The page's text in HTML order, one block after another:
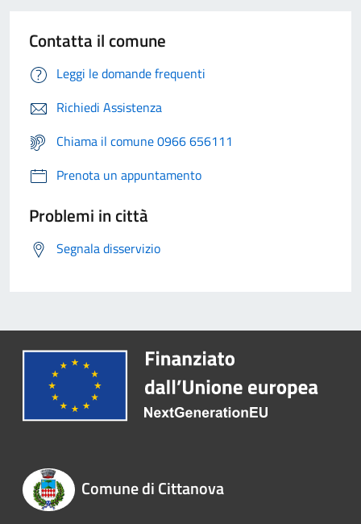
Contatta il comune
Leggi le domande frequenti
Richiedi Assistenza
Chiama il comune 0966 656111
Prenota un appuntamento
Problemi in città
Segnala disservizio
Comune di Cittanova